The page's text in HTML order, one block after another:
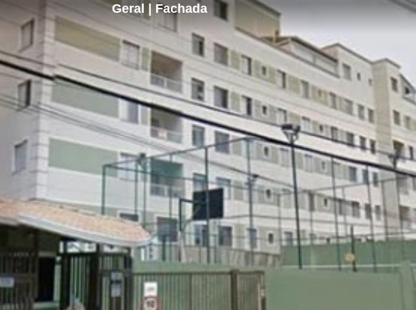
Geral | Fachada